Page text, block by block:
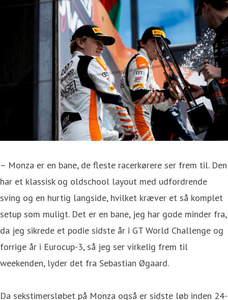
– Monza er en bane, de fleste racerkørere ser frem til. Den
har et klassisk og oldschool layout med udfordrende
sving og en hurtig langside, hvilket kræver et så komplet
setup som muligt. Det er en bane, jeg har gode minder fra,
da jeg sikrede et podie sidste år i GT World Challenge og
forrige år i Eurocup-3, så jeg ser virkelig frem til
weekenden, lyder det fra Sebastian Øgaard.
Da sekstimersløbet på Monza også er sidste løb inden 24-